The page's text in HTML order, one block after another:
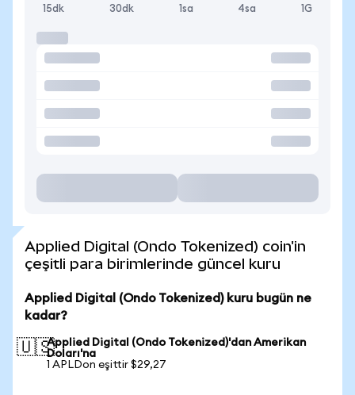
15dk 30dk 1sa 4sa 1G
Applied Digital (Ondo Tokenized) coin'in
çeşitli para birimlerinde güncel kuru
Applied Digital (Ondo Tokenized) kuru bugün ne
kadar?
🇺🇸Applied Digital (Ondo Tokenized)'dan Amerikan
Doları'na
1 APLDon eşittir $29,27